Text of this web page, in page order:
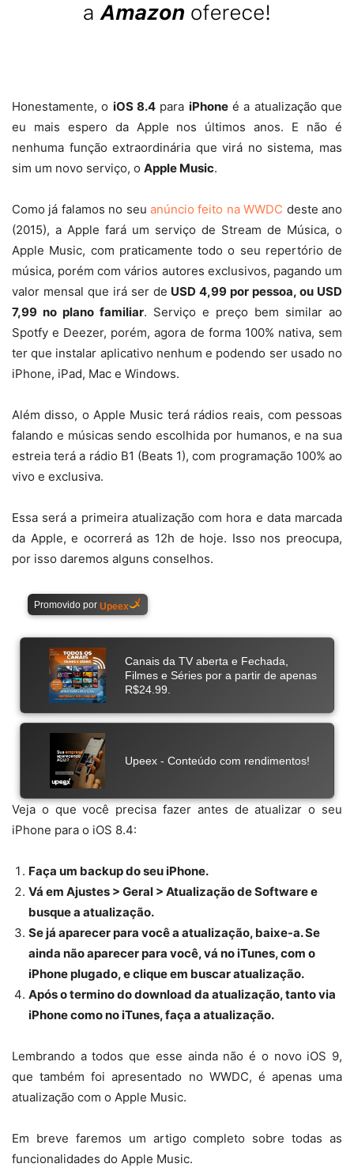
Honestamente, o iOS 8.4 para iPhoneé a atualização que
eu mais espero da Apple nos últimos anos. E não é
nenhuma função extraordinária que virá no sistema, mas
sim um novo serviço, o Apple Music.
Como já falamos no seu anúncio feito na WWDC deste ano
(2015), a Apple fará um serviço de Stream de Música, o
Apple Music, com praticamente todo o seu repertório de
música, porém com vários autores exclusivos, pagando um
valor mensal que irá ser de USD 4,99 por pessoa, ou USD
7,99 no plano familiar. Serviço e preço bem similar ao
Spotfy e Deezer, porém, agora de forma 100% nativa, sem
ter que instalar aplicativo nenhum e podendo ser usado no
iPhone, iPad, Mac e Windows.
Além disso, o Apple Music terá rádios reais, com pessoas
falando e músicas sendo escolhida por humanos, e na sua
estreia terá a rádio B1 (Beats 1), com programação 100% ao
vivo e exclusiva.
Essa será a primeira atualização com hora e data marcada
da Apple, e ocorrerá as 12h de hoje. Isso nos preocupa,
por isso daremos alguns conselhos.
Veja o que você precisa fazer antes de atualizar o seu
iPhone para o iOS 8.4:
Faça um backup do seu iPhone.
Vá em Ajustes > Geral > Atualização de Software e
busque a atualização.
Se já aparecer para você a atualização, baixe-a. Se
ainda não aparecer para você, vá no iTunes, com o
iPhone plugado, e clique em buscar atualização.
Após o termino do download da atualização, tanto via
iPhone como no iTunes, faça a atualização.
Lembrando a todos que esse ainda não é o novo iOS 9,
que também foi apresentado no WWDC, é apenas uma
atualização com o Apple Music.
Em breve faremos um artigo completo sobre todas as
funcionalidades do Apple Music.